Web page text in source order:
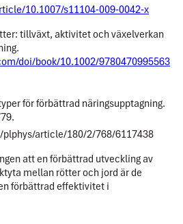
10.1007/s11104-009-0042-x
tillväxt, aktivitet och växelverkan
doi/book/10.1002/9780470995563
för förbättrad näringsupptagning.
article/180/2/768/6117438
atten förbättrad utveckling av
mellan rötter och jord är de
förbättrad effektivitet i